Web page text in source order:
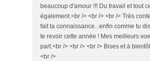
beaucoup d'amour !!! Du travail et tout
également.<br /> <br /> <br /> Très
fait ta connaissance...enfin comme tu
te revoir cette année ! Mes meilleurs
part.<br /> <br /> <br /> Bises et à
<br />